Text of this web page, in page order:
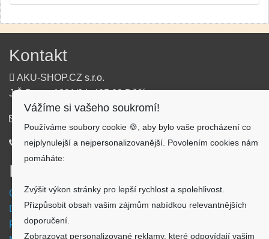
Kontakt
AKU-SHOP.CZ s.r.o.
J.Š.Baara 1331/34, 405 02 Děčín
720 500 500
Informace
Obchodní podmínky
Doprava a platba
Reklamační formulář
Vážíme si vašeho soukromí!
Používáme soubory cookie 🍪, aby bylo vaše procházení co
nejplynulejší a nejpersonalizovanější. Povolením cookies nám
pomáháte:
Zvýšit výkon stránky pro lepší rychlost a spolehlivost.
Přizpůsobit obsah vašim zájmům nabídkou relevantnějších
doporučení.
Zobrazovat personalizované reklamy, které odpovídají vašim